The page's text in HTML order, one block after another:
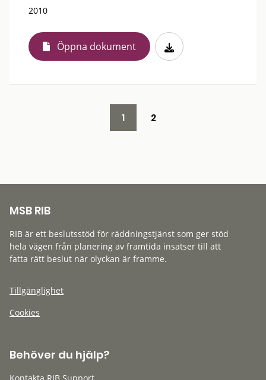
2010
Öppna dokument
1 2
MSB RIB
RIB är ett beslutsstöd för räddningstjänst som ger stöd
hela vägen från planering av framtida insatser till att
fatta rätt beslut när olyckan är framme.
Tillgänglighet
Cookies
Behöver du hjälp?